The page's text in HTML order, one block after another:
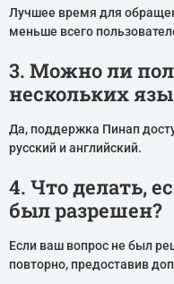
Лучшее время для
меньше всего
3. Можно ли
нескольких
Да, поддержка Пинап
русский и английский.
4. Что делать,
был разрешен?
Если ваш вопрос не был
повторно, предоставив